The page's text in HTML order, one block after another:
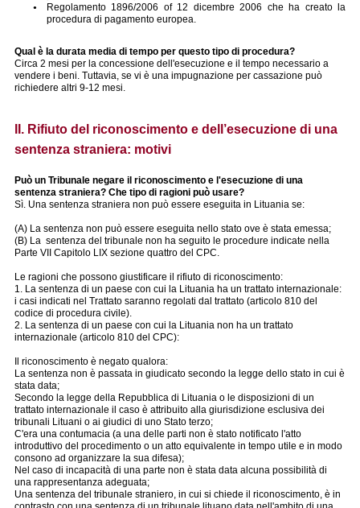
Regolamento 1896/2006 of 12 dicembre 2006 che ha creato la
procedura di pagamento europea.
Qual è la durata media di tempo per questo tipo di procedura?
Circa 2 mesi per la concessione dell'esecuzione e il tempo necessario a
vendere i beni. Tuttavia, se vi è una impugnazione per cassazione può
richiedere altri 9-12 mesi.
II. Rifiuto del riconoscimento e dell’esecuzione di una
sentenza straniera: motivi
Può un Tribunale negare il riconoscimento e l'esecuzione di una
sentenza straniera? Che tipo di ragioni può usare?
Sì. Una sentenza straniera non può essere eseguita in Lituania se:
(A) La sentenza non può essere eseguita nello stato ove è stata emessa;
(B) La sentenza del tribunale non ha seguito le procedure indicate nella
Parte VII Capitolo LIX sezione quattro del CPC.
Le ragioni che possono giustificare il rifiuto di riconoscimento:
1. La sentenza di un paese con cui la Lituania ha un trattato internazionale:
i casi indicati nel Trattato saranno regolati dal trattato (articolo 810 del
codice di procedura civile).
2. La sentenza di un paese con cui la Lituania non ha un trattato
internazionale (articolo 810 del CPC):
Il riconoscimento è negato qualora:
La sentenza non è passata in giudicato secondo la legge dello stato in cui è
stata data;
Secondo la legge della Repubblica di Lituania o le disposizioni di un
trattato internazionale il caso è attribuito alla giurisdizione esclusiva dei
tribunali Lituani o ai giudici di uno Stato terzo;
C'era una contumacia (a una delle parti non è stato notificato l'atto
introduttivo del procedimento o un atto equivalente in tempo utile e in modo
consono ad organizzare la sua difesa);
Nel caso di incapacità di una parte non è stata data alcuna possibilità di
una rappresentanza adeguata;
Una sentenza del tribunale straniero, in cui si chiede il riconoscimento, è in